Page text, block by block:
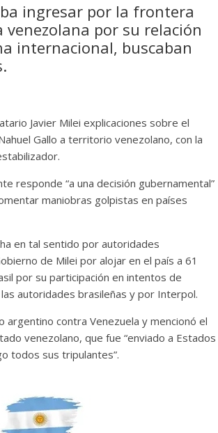
ingresar por la frontera
venezolana por su relación
internacional, buscaban
Javier Milei explicaciones sobre el
Gallo a territorio venezolano, con la
responde “a una decisión gubernamental”
maniobras golpistas en países
en tal sentido por autoridades
de Milei por alojar en el país a 61
por su participación en intentos de
autoridades brasileñas y por Interpol.
argentino contra Venezuela y mencionó el
venezolano, que fue “enviado a Estados
todos sus tripulantes”.